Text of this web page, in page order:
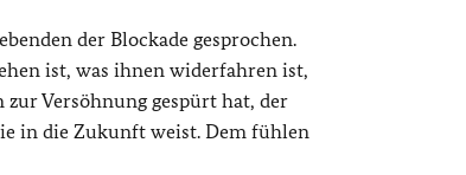
der Blockade gesprochen.
ist, was ihnen widerfahren ist,
Versöhnung gespürt hat, der
in die Zukunft weist. Dem fühlen